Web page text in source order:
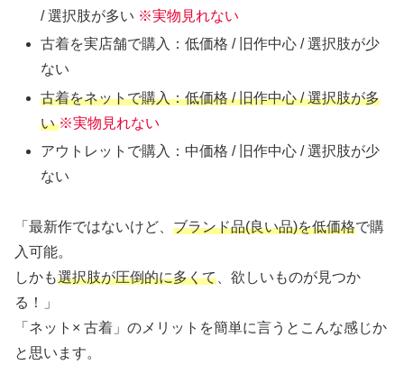
/ 選択肢が多い ※実物見れない
古着を実店舗で購入：低価格 / 旧作中心 / 選択肢が少
ない
古着をネットで購入：低価格 / 旧作中心 / 選択肢が多
い※実物見れない
アウトレットで購入：中価格 / 旧作中心 / 選択肢が少
ない
「最新作ではないけど、 ブランド品(良い品)を低価格で購
入可能。
しかも選択肢が圧倒的に多くて、欲しいものが見つか
る！」
「ネット× 古着」のメリットを簡単に言うとこんな感じか
と思います。